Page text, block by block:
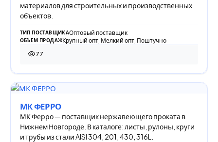
материалов для строительных и производственных
объектов.
ТИП ПОСТАВЩИКАОптовый поставщик
ОБЪЕМ ПРОДАЖКрупный опт, Мелкий опт, Поштучно
77
77 просмотров
МК ФЕРРО
МК Ферро — поставщик нержавеющего проката в
Нижнем Новгороде. В каталоге: листы, рулоны, круги
и трубы из стали AISI 304, 201, 430, 316L.